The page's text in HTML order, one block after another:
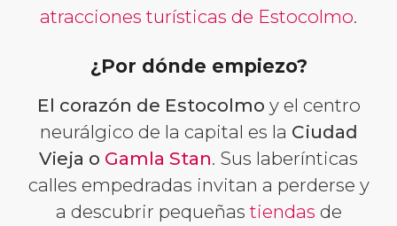
atracciones turísticas de Estocolmo.
¿Por dónde empiezo?
El corazón de Estocolmo y el centro
neurálgico de la capital es la Ciudad
Vieja o Gamla Stan. Sus laberínticas
calles empedradas invitan a perderse y
a descubrir pequeñastiendas de